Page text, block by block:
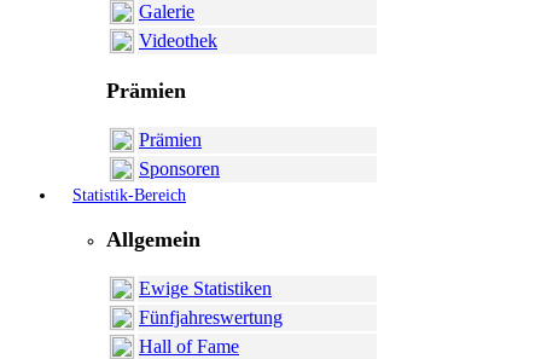
Galerie
Videothek
Prämien
Prämien
Sponsoren
Statistik-Bereich
Allgemein
Ewige Statistiken
Fünfjahreswertung
Hall of Fame